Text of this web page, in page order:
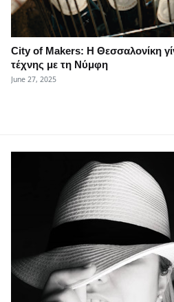
City of Makers: Η Θεσσαλονίκη
τέχνης με τη Νύμφη
June 27, 2025